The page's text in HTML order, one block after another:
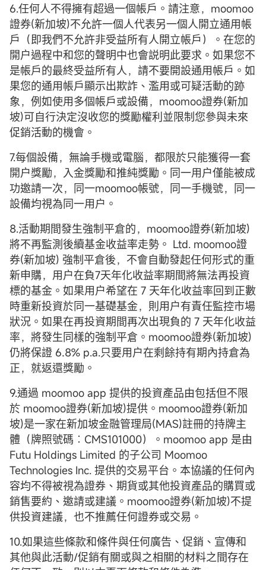
6.任何人不得擁有超過一個帳戶。請注意，moomoo
證券(新加坡)不允許一個人代表另一個人開立通用帳
戶（即我們不允許非受益所有人開立帳戶）。在您的
開户過程中和您的聲明中也會説明此要求。如果您不
是帳戶的最終受益所有人，請不要開設通用帳戶。如
果您的通用帳戶顯示出欺詐、濫用或可疑活動的跡
象，例如使用多個帳戶或設備，moomoo證券(新加
坡)可自行決定沒收您的獎勵權利並限制您參與未來
促銷活動的機會。
7.每個設備，無論手機或電腦，都限於只能獲得一套
開户獎勵，入金獎勵和推純獎勵。同一用户僅能被成
功邀請一次，同一moomoo帳號，同一手機號，同一
設備均視為同一用户。
8.活動期間發生強制平倉的，moomoo證券(新加坡)
將不再監測後續基金收益率走勢。 Ltd. moomoo證
券(新加坡) 強制平倉後，不會自動發起任何形式的重
新申購，用户在負7天年化收益率期間將無法再投資
標的基金。如果用户希望在 7 天年化收益率回到正數
時重新投資於同一基礎基金，則用户有責任監控市場
狀況。如果在再投資期間再次出現負的 7 天年化收益
率，將發生同樣的強制平倉。moomoo證券(新加坡)
仍將保證 6.8% p.a.只要用户在剩餘持有期內持倉為
正，就返還獎勵。
9.通過 moomoo app 提供的投資產品由包括但不限
於 moomoo證券(新加坡)提供。moomoo證券(新加
坡)是一家在新加坡金融管理局(MAS)註冊的持牌主
體（牌照號碼︰CMS101000）。moomoo app 是由
Futu Holdings Limited 的子公司 Moomoo
Technologies Inc. 提供的交易平台。本協議的任何內
容均不得被視為證券、期貨或其他投資產品的購買或
銷售要約、邀請或建議。moomoo證券(新加坡)不提
供投資建議，也不推薦任何證券或交易。
10.如果這些條款和條件與任何廣告、促銷、宣傳和
其他與此活動/促銷有關或與之相關的材料之間存在